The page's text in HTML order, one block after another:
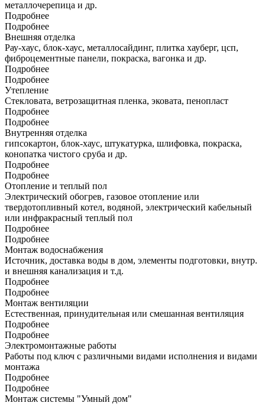
металлочерепица и др.
Подробнее
Подробнее
Внешняя отделка
Рау-хаус, блок-хаус, металлосайдинг, плитка хауберг, цсп,
фиброцементные панели, покраска, вагонка и др.
Подробнее
Подробнее
Утепление
Стекловата, ветрозащитная пленка, эковата, пенопласт
Подробнее
Подробнее
Внутренняя отделка
гипсокартон, блок-хаус, штукатурка, шлифовка, покраска,
конопатка чистого сруба и др.
Подробнее
Подробнее
Отопление и теплый пол
Электрический обогрев, газовое отопление или
твердотопливный котел, водяной, электрический кабельный
или инфракрасный теплый пол
Подробнее
Подробнее
Монтаж водоснабжения
Источник, доставка воды в дом, элементы подготовки, внутр.
и внешняя канализация и т.д.
Подробнее
Подробнее
Монтаж вентиляции
Естественная, принудительная или смешанная вентиляция
Подробнее
Подробнее
Электромонтажные работы
Работы под ключ с различными видами исполнения и видами
монтажа
Подробнее
Подробнее
Монтаж системы "Умный дом"